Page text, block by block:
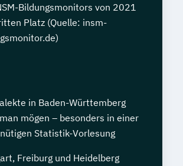
Bildungsmonitors von 2021
Platz (Quelle: insm-
in Baden-Württemberg
mögen – besonders in einer
Statistik-Vorlesung
Freiburg und Heidelberg